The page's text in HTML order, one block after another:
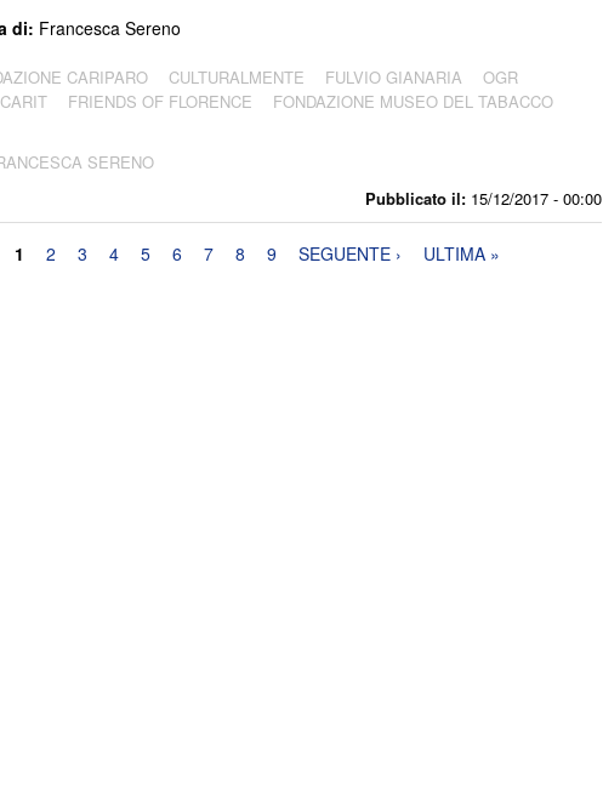
Pubblicato il: 15/12/2017 - 00:00
di: Francesca Sereno
CARIPARO CULTURALMENTE FULVIO GIANARIA
OGR
FRIENDS OF FLORENCE
FONDAZIONE MUSEO DEL TABACCO
SERENO
1 2 3 4 5 6 7 8 9 SEGUENTE › ULTIMA »